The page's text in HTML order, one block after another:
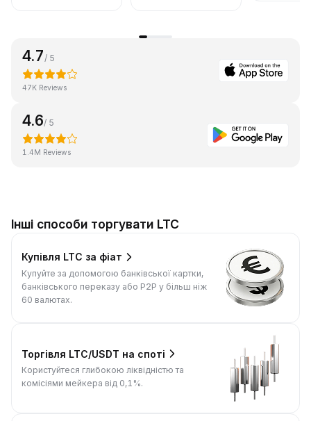
4.7/ 5
47K Reviews
4.6/ 5
1.4M Reviews
Інші способи торгувати LTC
Купівля LTC за фіат
Купуйте за допомогою банківської картки,
банківського переказу або P2P у більш ніж
60 валютах.
Торгівля LTC/USDT на споті
Користуйтеся глибокою ліквідністю та
комісіями мейкера від 0,1%.